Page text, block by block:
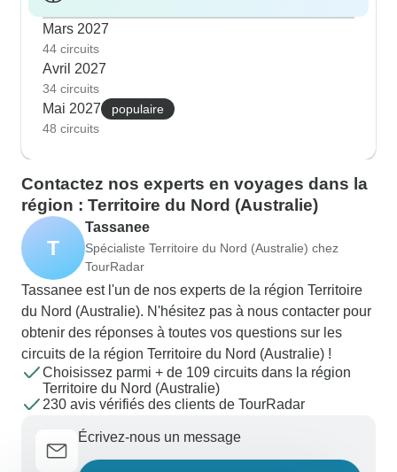
Mars 2027
44 circuits
Avril 2027
34 circuits
Mai 2027
populaire
48 circuits
Contactez nos experts en voyages dans la
région : Territoire du Nord (Australie)
T
Tassanee
Spécialiste Territoire du Nord (Australie) chez
TourRadar
Tassanee est l'un de nos experts de la région Territoire
du Nord (Australie). N'hésitez pas à nous contacter pour
obtenir des réponses à toutes vos questions sur les
circuits de la région Territoire du Nord (Australie) !
Choisissez parmi + de 109 circuits dans la région
Territoire du Nord (Australie)
230 avis vérifiés des clients de TourRadar
Écrivez-nous un message